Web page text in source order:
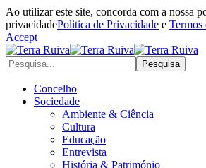
Ao utilizar este site, concorda com a nossa
privacidadePolitica de Privacidade e Termos
Accept
Concelho
Sociedade
Ambiente & Ciência
Cultura
Educação
Entrevista
História & Património